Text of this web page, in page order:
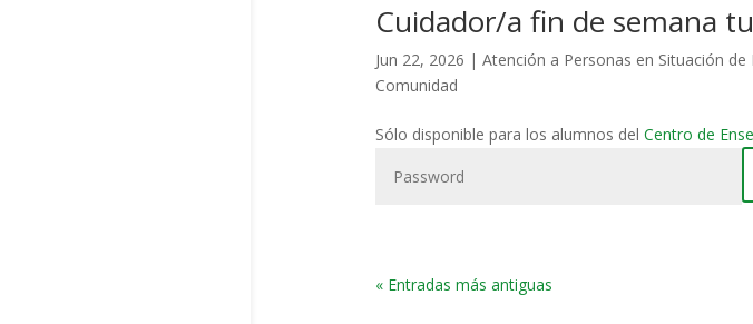
Cuidador/a fin de semana
Jun 22, 2026 | Atención a Personas en Situación de
Comunidad
Sólo disponible para los alumnos del Centro de
« Entradas más antiguas